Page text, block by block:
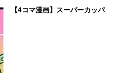
【4コマ漫画】スーパーカッパ